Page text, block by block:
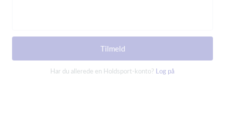
Tilmeld
Har du allerede en Holdsport-konto? Log på